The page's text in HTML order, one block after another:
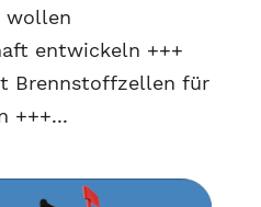
wollen
entwickeln +++
Brennstoffzellen für
+++...